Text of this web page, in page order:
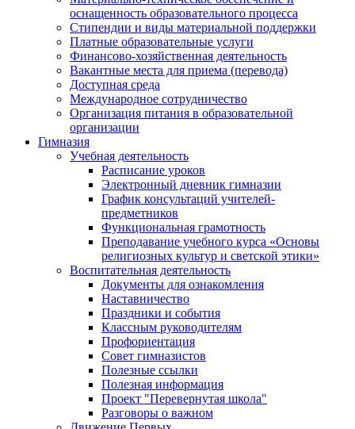
оснащенность образовательного процесса
Стипендии и виды материальной поддержки
Платные образовательные услуги
Финансово-хозяйственная деятельность
Вакантные места для приема (перевода)
Доступная среда
Международное сотрудничество
Организация питания в образовательной
организации
Гимназия
Учебная деятельность
Расписание уроков
Электронный дневник гимназии
График консультаций учителей-
предметников
Функциональная грамотность
Преподавание учебного курса «Основы
религиозных культур и светской этики»
Воспитательная деятельность
Документы для ознакомления
Наставничество
Праздники и события
Классным руководителям
Профориентация
Совет гимназистов
Полезные ссылки
Полезная информация
Проект "Перевернутая школа"
Разговоры о важном